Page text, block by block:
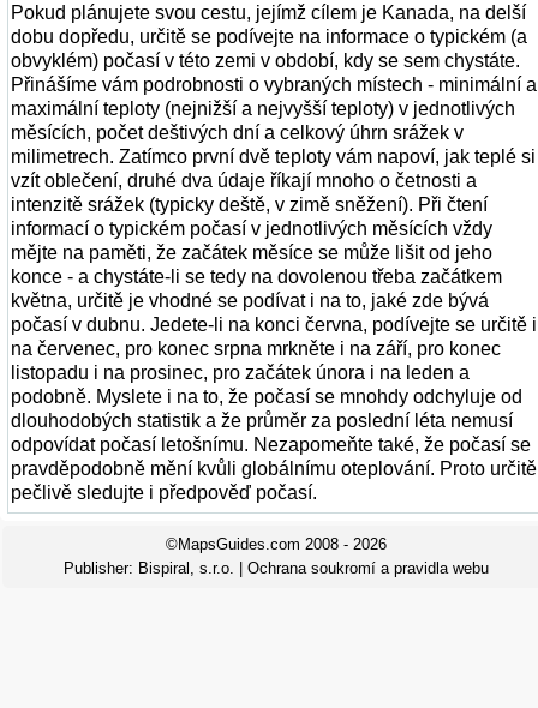
Pokud plánujete svou cestu, jejímž cílem je Kanada, na delší
dobu dopředu, určitě se podívejte na informace o typickém (a
obvyklém) počasí v této zemi v období, kdy se sem chystáte.
Přinášíme vám podrobnosti o vybraných místech - minimální a
maximální teploty (nejnižší a nejvyšší teploty) v jednotlivých
měsících, počet deštivých dní a celkový úhrn srážek v
milimetrech. Zatímco první dvě teploty vám napoví, jak teplé si
vzít oblečení, druhé dva údaje říkají mnoho o četnosti a
intenzitě srážek (typicky deště, v zimě sněžení). Při čtení
informací o typickém počasí v jednotlivých měsících vždy
mějte na paměti, že začátek měsíce se může lišit od jeho
konce - a chystáte-li se tedy na dovolenou třeba začátkem
května, určitě je vhodné se podívat i na to, jaké zde bývá
počasí v dubnu. Jedete-li na konci června, podívejte se určitě i
na červenec, pro konec srpna mrkněte i na září, pro konec
listopadu i na prosinec, pro začátek února i na leden a
podobně. Myslete i na to, že počasí se mnohdy odchyluje od
dlouhodobých statistik a že průměr za poslední léta nemusí
odpovídat počasí letošnímu. Nezapomeňte také, že počasí se
pravděpodobně mění kvůli globálnímu oteplování. Proto určitě
pečlivě sledujte i předpověď počasí.
©MapsGuides.com 2008 - 2026
Publisher: Bispiral, s.r.o. Ochrana soukromí a pravidla webu